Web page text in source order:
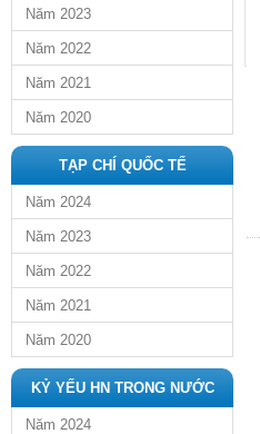
Năm 2023
Năm 2022
Năm 2021
Năm 2020
TẠP CHÍ QUỐC TẾ
Năm 2024
Năm 2023
Năm 2022
Năm 2021
Năm 2020
KỶ YẾU HN TRONG NƯỚC
Năm 2024